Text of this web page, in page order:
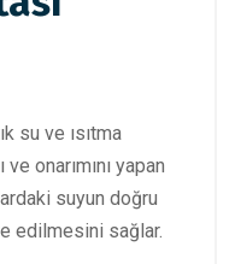
su ve ısıtma
onarımını yapan
suyun doğru
edilmesini sağlar.